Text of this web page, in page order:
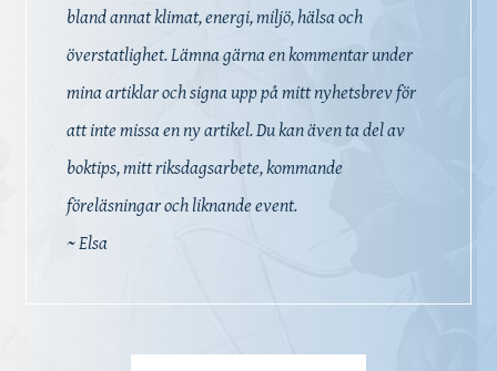
bland annat klimat, energi, miljö, hälsa och
överstatlighet. Lämna gärna en kommentar under
mina artiklar och signa upp på mitt nyhetsbrev för
att inte missa en ny artikel. Du kan även ta del av
boktips, mitt riksdagsarbete, kommande
föreläsningar och liknande event.
~ Elsa